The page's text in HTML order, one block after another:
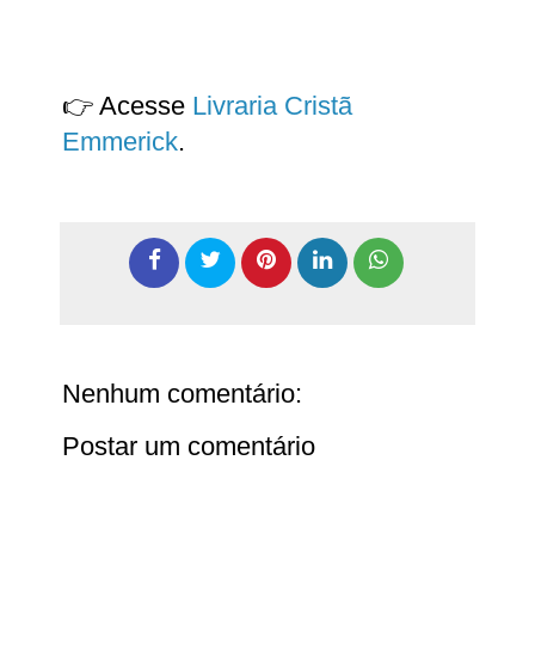
👉 Acesse Livraria Cristã
Emmerick.
Nenhum comentário:
Postar um comentário